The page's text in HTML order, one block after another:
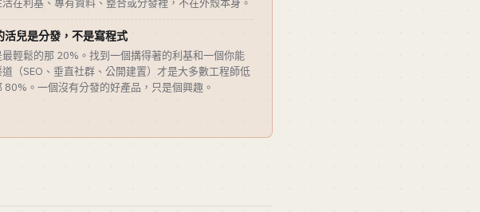
活在利基、專有資料、整合或分發裡，不在外殼本身。
活兒是分發，不是寫程式
最輕鬆的那 20%。找到一個搆得著的利基和一個你能
（SEO、垂直社群、公開建置）才是大多數工程師低
80%。一個沒有分發的好產品，只是個興趣。